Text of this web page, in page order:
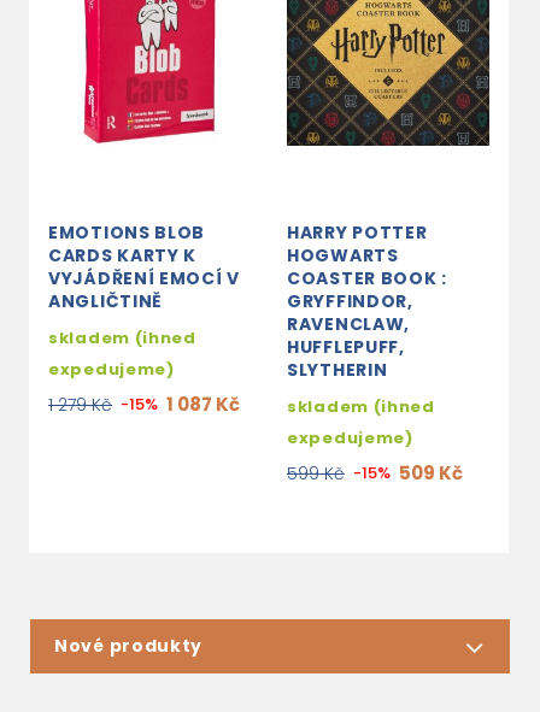
EMOTIONS BLOB
CARDS KARTY K
VYJÁDŘENÍ EMOCÍ V
ANGLIČTINĚ
skladem (ihned
expedujeme)
1 279 Kč -15% 1 087 Kč
HARRY POTTER
HOGWARTS
COASTER BOOK :
GRYFFINDOR,
RAVENCLAW,
HUFFLEPUFF,
SLYTHERIN
skladem (ihned
expedujeme)
599 Kč -15% 509 Kč
Nové produkty